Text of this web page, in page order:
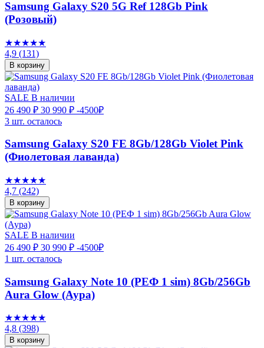
Samsung Galaxy S20 5G Ref 128Gb Pink
(Розовый)
★★★★★
4,9 (131)
В корзину
SALE В наличии
26 490 ₽ 30 990 ₽ -4500₽
3 шт. осталось
Samsung Galaxy S20 FE 8Gb/128Gb Violet Pink
(Фиолетовая лаванда)
★★★★★
4,7 (242)
В корзину
SALE В наличии
26 490 ₽ 30 990 ₽ -4500₽
1 шт. осталось
Samsung Galaxy Note 10 (РЕФ 1 sim) 8Gb/256Gb
Aura Glow (Аура)
★★★★★
4,8 (398)
В корзину